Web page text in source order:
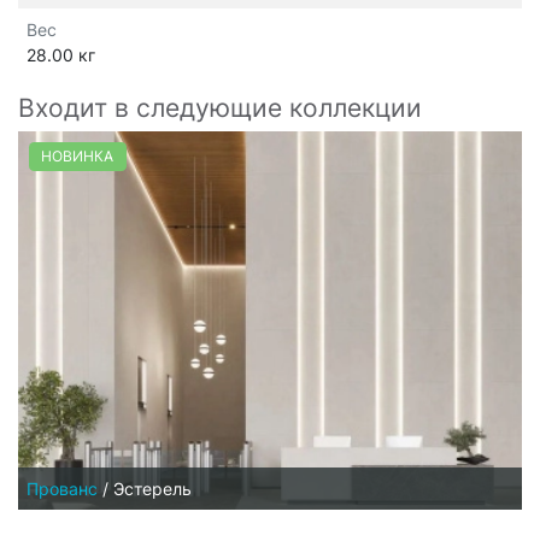
Вес
28.00 кг
Входит в следующие коллекции
НОВИНКА
Прованс / Эстерель